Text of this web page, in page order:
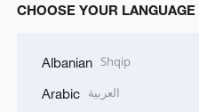
CHOOSE YOUR LANGUAGE
Albanian Shqip
Arabic العربية